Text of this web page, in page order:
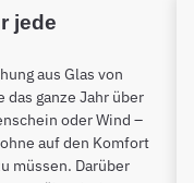
jede
aus Glas von
das ganze Jahr über
oder Wind –
auf den Komfort
müssen. Darüber